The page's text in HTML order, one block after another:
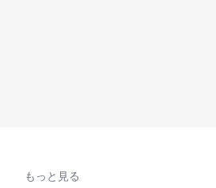
もっと見る